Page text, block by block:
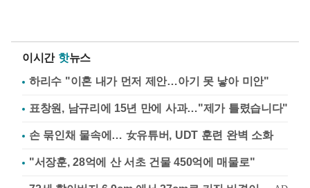
이시간 핫뉴스
하리수 "이혼 내가 먼저 제안…아기 못 낳아 미안"
표창원, 남규리에 15년 만에 사과…"제가 틀렸습니다"
손 묶인채 물속에… 女유튜버, UDT 훈련 완벽 소화
"서장훈, 28억에 산 서초 건물 450억에 매물로"